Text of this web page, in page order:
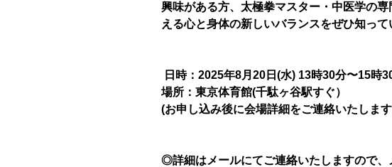
興味がある方、太極拳マスター・中医学の
える心と身体の新しいバランスをぜひ知って
日時：2025年8月20日(水) 13時30分〜15時
場所：東京体育館(千駄ヶ谷駅すぐ）
(お申し込み後に会場詳細をご連絡いたします
◎詳細はメールにてご連絡いたしますので、